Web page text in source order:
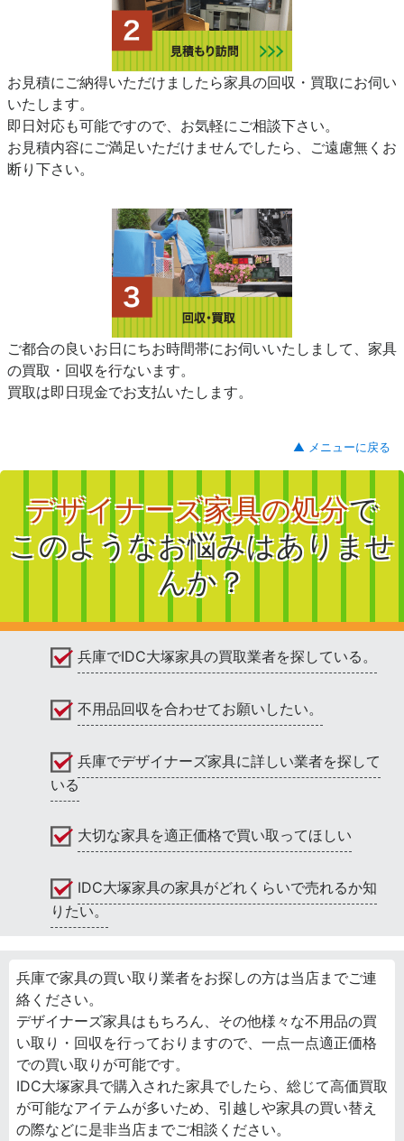
お見積にご納得いただけましたら家具の回収・買取にお伺い
いたします。
即日対応も可能ですので、お気軽にご相談下さい。
お見積内容にご満足いただけませんでしたら、ご遠慮無くお
断り下さい。
ご都合の良いお日にちお時間帯にお伺いいたしまして、家具
の買取・回収を行ないます。
買取は即日現金でお支払いたします。
▲ メニューに戻る
デザイナーズ家具の処分で
このようなお悩みはありませ
んか？
兵庫でIDC大塚家具の買取業者を探している。
不用品回収を合わせてお願いしたい。
兵庫でデザイナーズ家具に詳しい業者を探して
いる
大切な家具を適正価格で買い取ってほしい
IDC大塚家具の家具がどれくらいで売れるか知
りたい。
兵庫で家具の買い取り業者をお探しの方は当店までご連
絡ください。
デザイナーズ家具はもちろん、その他様々な不用品の買
い取り・回収を行っておりますので、一点一点適正価格
での買い取りが可能です。
IDC大塚家具で購入された家具でしたら、総じて高価買取
が可能なアイテムが多いため、引越しや家具の買い替え
の際などに是非当店までご相談ください。